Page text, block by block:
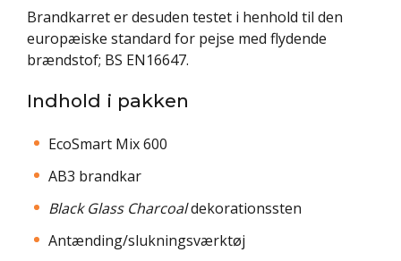
Brandkarret er desuden testet i henhold til den
europæiske standard for pejse med flydende
brændstof; BS EN16647.
Indhold i pakken
EcoSmart Mix 600
AB3 brandkar
Black Glass Charcoaldekorationssten
Antænding/slukningsværktøj